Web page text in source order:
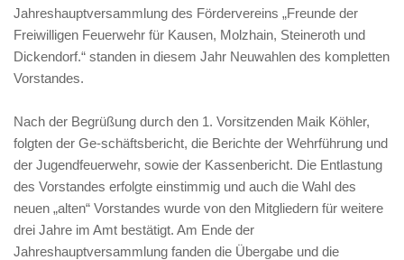
Jahreshauptversammlung des Fördervereins „Freunde der
Freiwilligen Feuerwehr für Kausen, Molzhain, Steineroth und
Dickendorf.“ standen in diesem Jahr Neuwahlen des kompletten
Vorstandes.
Nach der Begrüßung durch den 1. Vorsitzenden Maik Köhler,
folgten der Ge-schäftsbericht, die Berichte der Wehrführung und
der Jugendfeuerwehr, sowie der Kassenbericht. Die Entlastung
des Vorstandes erfolgte einstimmig und auch die Wahl des
neuen „alten“ Vorstandes wurde von den Mitgliedern für weitere
drei Jahre im Amt bestätigt. Am Ende der
Jahreshauptversammlung fanden die Übergabe und die